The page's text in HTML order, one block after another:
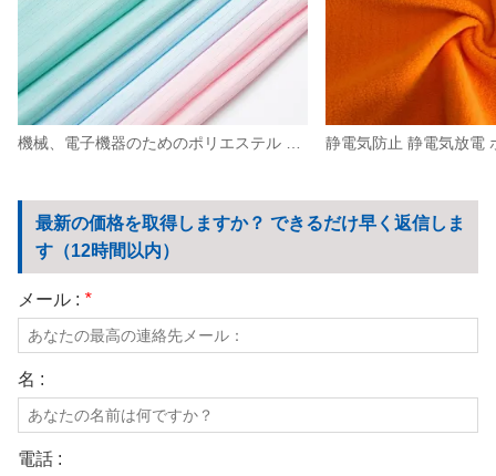
最新の価格を取得しますか？ できるだけ早く返信しま
す（12時間以内）
メール : *
名 :
電話 :